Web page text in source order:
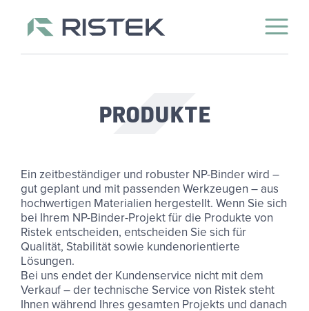
Skip to content
Open
PRO­DUK­TE
Ein zeitbeständiger und robuster NP-Binder wird –
gut geplant und mit passenden Werkzeugen – aus
hochwertigen Materialien hergestellt. Wenn Sie sich
bei Ihrem NP-Binder-Projekt für die Produkte von
Ristek entscheiden, entscheiden Sie sich für
Qualität, Stabilität sowie kundenorientierte
Lösungen.
Bei uns endet der Kundenservice nicht mit dem
Verkauf – der technische Service von Ristek steht
Ihnen während Ihres gesamten Projekts und danach